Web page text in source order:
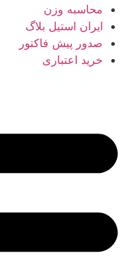
محاسبه وزن
ایران استیل بلاگ
صدور پیش فاکتور
خرید اعتباری